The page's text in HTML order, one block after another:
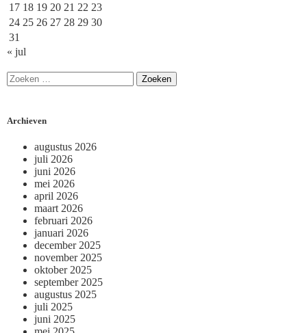
17 18 19 20 21 22 23
24 25 26 27 28 29 30
31
« jul
Archieven
augustus 2026
juli 2026
juni 2026
mei 2026
april 2026
maart 2026
februari 2026
januari 2026
december 2025
november 2025
oktober 2025
september 2025
augustus 2025
juli 2025
juni 2025